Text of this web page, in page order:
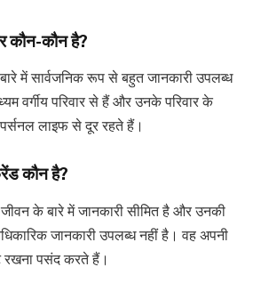
कौन-कौन है?
में सार्वजनिक रूप से बहुत जानकारी उपलब्ध
वर्गीय परिवार से हैं और उनके परिवार के
लाइफ से दूर रहते हैं।
कौन है?
के बारे में जानकारी सीमित है और उनकी
जानकारी उपलब्ध नहीं है। वह अपनी
रखना पसंद करते हैं।